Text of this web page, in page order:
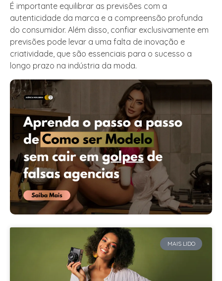
É importante equilibrar as previsões com a
autenticidade da marca e a compreensão profunda
do consumidor. Além disso, confiar exclusivamente em
previsões pode levar a uma falta de inovação e
criatividade, que são essenciais para o sucesso a
longo prazo na indústria da moda.
MAIS LIDO